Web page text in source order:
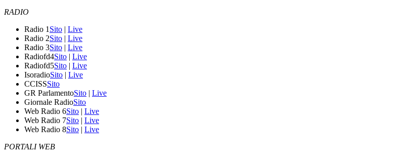
RADIO
Radio 1 Sito | Live
Radio 2Sito | Live
Radio 3Sito | Live
Radiofd4Sito | Live
Radiofd5Sito | Live
IsoradioSito | Live
CCISSSito
GR ParlamentoSito | Live
Giornale RadioSito
Web Radio 6Sito | Live
Web Radio 7Sito | Live
Web Radio 8Sito | Live
PORTALI WEB